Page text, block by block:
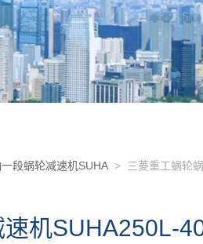
段蜗轮减速机SUHA > 三菱重工蜗轮
机SUHA250L-